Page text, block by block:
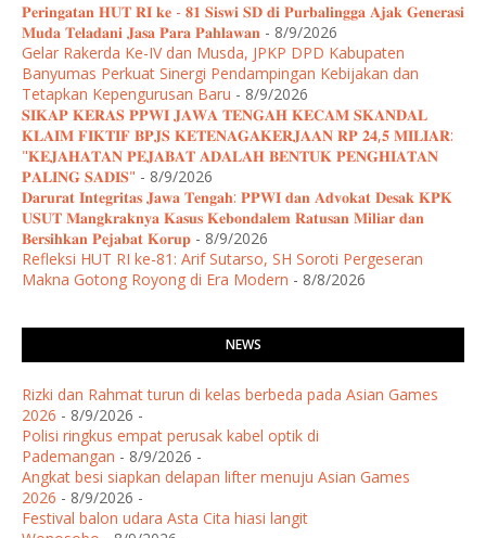
𝐏𝐞𝐫𝐢𝐧𝐠𝐚𝐭𝐚𝐧 𝐇𝐔𝐓 𝐑𝐈 𝐤𝐞 - 𝟖𝟏 𝐒𝐢𝐬𝐰𝐢 𝐒𝐃 𝐝𝐢 𝐏𝐮𝐫𝐛𝐚𝐥𝐢𝐧𝐠𝐠𝐚 𝐀𝐣𝐚𝐤 𝐆𝐞𝐧𝐞𝐫𝐚𝐬𝐢
𝐌𝐮𝐝𝐚 𝐓𝐞𝐥𝐚𝐝𝐚𝐧𝐢 𝐉𝐚𝐬𝐚 𝐏𝐚𝐫𝐚 𝐏𝐚𝐡𝐥𝐚𝐰𝐚𝐧 - 8/9/2026
Gelar Rakerda Ke-IV dan Musda, JPKP DPD Kabupaten
Banyumas Perkuat Sinergi Pendampingan Kebijakan dan
Tetapkan Kepengurusan Baru - 8/9/2026
𝐒𝐈𝐊𝐀𝐏 𝐊𝐄𝐑𝐀𝐒 𝐏𝐏𝐖𝐈 𝐉𝐀𝐖𝐀 𝐓𝐄𝐍𝐆𝐀𝐇 𝐊𝐄𝐂𝐀𝐌 𝐒𝐊𝐀𝐍𝐃𝐀𝐋
𝐊𝐋𝐀𝐈𝐌 𝐅𝐈𝐊𝐓𝐈𝐅 𝐁𝐏𝐉𝐒 𝐊𝐄𝐓𝐄𝐍𝐀𝐆𝐀𝐊𝐄𝐑𝐉𝐀𝐀𝐍 𝐑𝐏 𝟐𝟒,𝟓 𝐌𝐈𝐋𝐈𝐀𝐑:
"𝐊𝐄𝐉𝐀𝐇𝐀𝐓𝐀𝐍 𝐏𝐄𝐉𝐀𝐁𝐀𝐓 𝐀𝐃𝐀𝐋𝐀𝐇 𝐁𝐄𝐍𝐓𝐔𝐊 𝐏𝐄𝐍𝐆𝐇𝐈𝐀𝐓𝐀𝐍
𝐏𝐀𝐋𝐈𝐍𝐆 𝐒𝐀𝐃𝐈𝐒" - 8/9/2026
𝐃𝐚𝐫𝐮𝐫𝐚𝐭 𝐈𝐧𝐭𝐞𝐠𝐫𝐢𝐭𝐚𝐬 𝐉𝐚𝐰𝐚 𝐓𝐞𝐧𝐠𝐚𝐡: 𝐏𝐏𝐖𝐈 𝐝𝐚𝐧 𝐀𝐝𝐯𝐨𝐤𝐚𝐭 𝐃𝐞𝐬𝐚𝐤 𝐊𝐏𝐊
𝐔𝐒𝐔𝐓 𝐌𝐚𝐧𝐠𝐤𝐫𝐚𝐤𝐧𝐲𝐚 𝐊𝐚𝐬𝐮𝐬 𝐊𝐞𝐛𝐨𝐧𝐝𝐚𝐥𝐞𝐦 𝐑𝐚𝐭𝐮𝐬𝐚𝐧 𝐌𝐢𝐥𝐢𝐚𝐫 𝐝𝐚𝐧
𝐁𝐞𝐫𝐬𝐢𝐡𝐤𝐚𝐧 𝐏𝐞𝐣𝐚𝐛𝐚𝐭 𝐊𝐨𝐫𝐮𝐩 - 8/9/2026
Refleksi HUT RI ke-81: Arif Sutarso, SH Soroti Pergeseran
Makna Gotong Royong di Era Modern - 8/8/2026
NEWS
Rizki dan Rahmat turun di kelas berbeda pada Asian Games
2026 - 8/9/2026 -
Polisi ringkus empat perusak kabel optik di
Pademangan - 8/9/2026 -
Angkat besi siapkan delapan lifter menuju Asian Games
2026 - 8/9/2026 -
Festival balon udara Asta Cita hiasi langit